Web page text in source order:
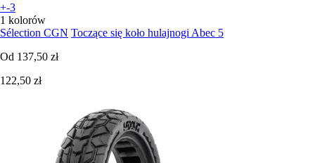
+-3
1 kolorów
Sélection CGN Toczące się koło hulajnogi Abec 5
Od 137,50 zł
122,50 zł